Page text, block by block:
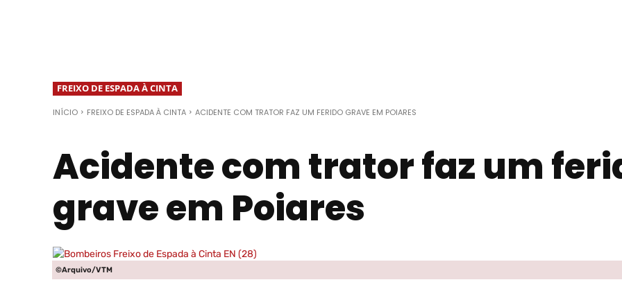
FREIXO DE ESPADA À CINTA
INÍCIO FREIXO DE ESPADA À CINTA ACIDENTE COM TRATOR FAZ UM FERIDO GRAVE EM POIARES
Acidente com trator faz um
grave em Poiares
©Arquivo/VTM